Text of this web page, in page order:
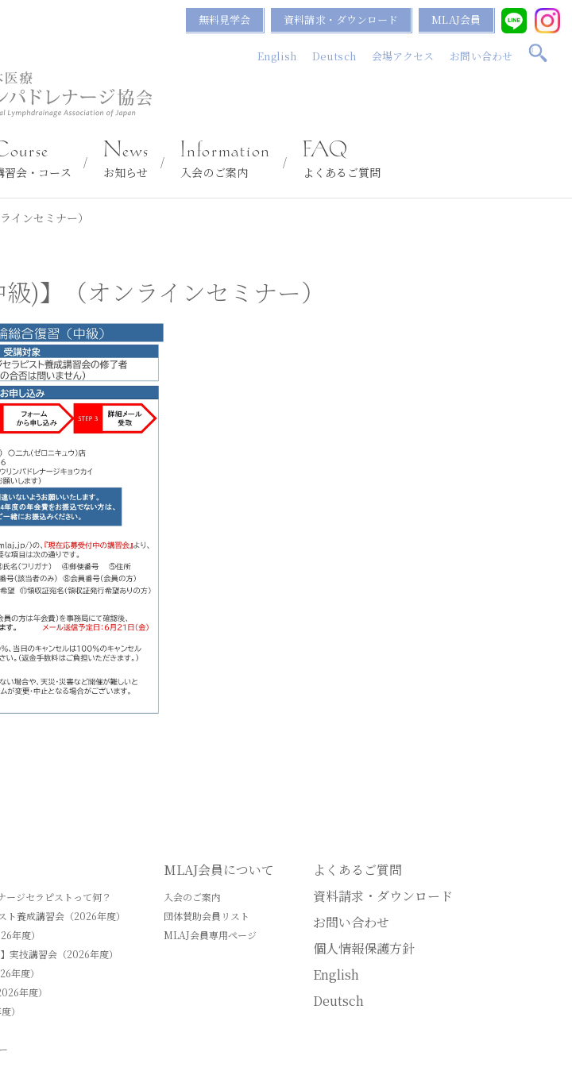
無料見学会 資料請求・ダウンロード MLAJ会員
English Deutsch 会場アクセス お問い合わせ
習会・コース お知らせ
News
入会のご案内
Information
よくあるご質問
FAQ
インセミナー）
)】（オンラインセミナー）
ージセラピストって何？
ト養成講習会（2026年度）
年度）
実技講習会（2026年度）
年度）
年度）
）
MLAJ会員について
入会のご案内
団体賛助会員リスト
MLAJ会員専用ページ
よくあるご質問
資料請求・ダウンロード
お問い合わせ
個人情報保護方針
English
Deutsch